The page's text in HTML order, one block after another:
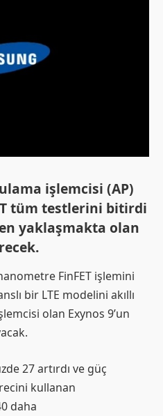
işlemcisi (AP)
tüm testlerini bitirdi
yaklaşmakta olan
FinFET işlemini
bir LTE modelini akıllı
olan Exynos 9’un
27 artırdı ve güç
kullanan
daha